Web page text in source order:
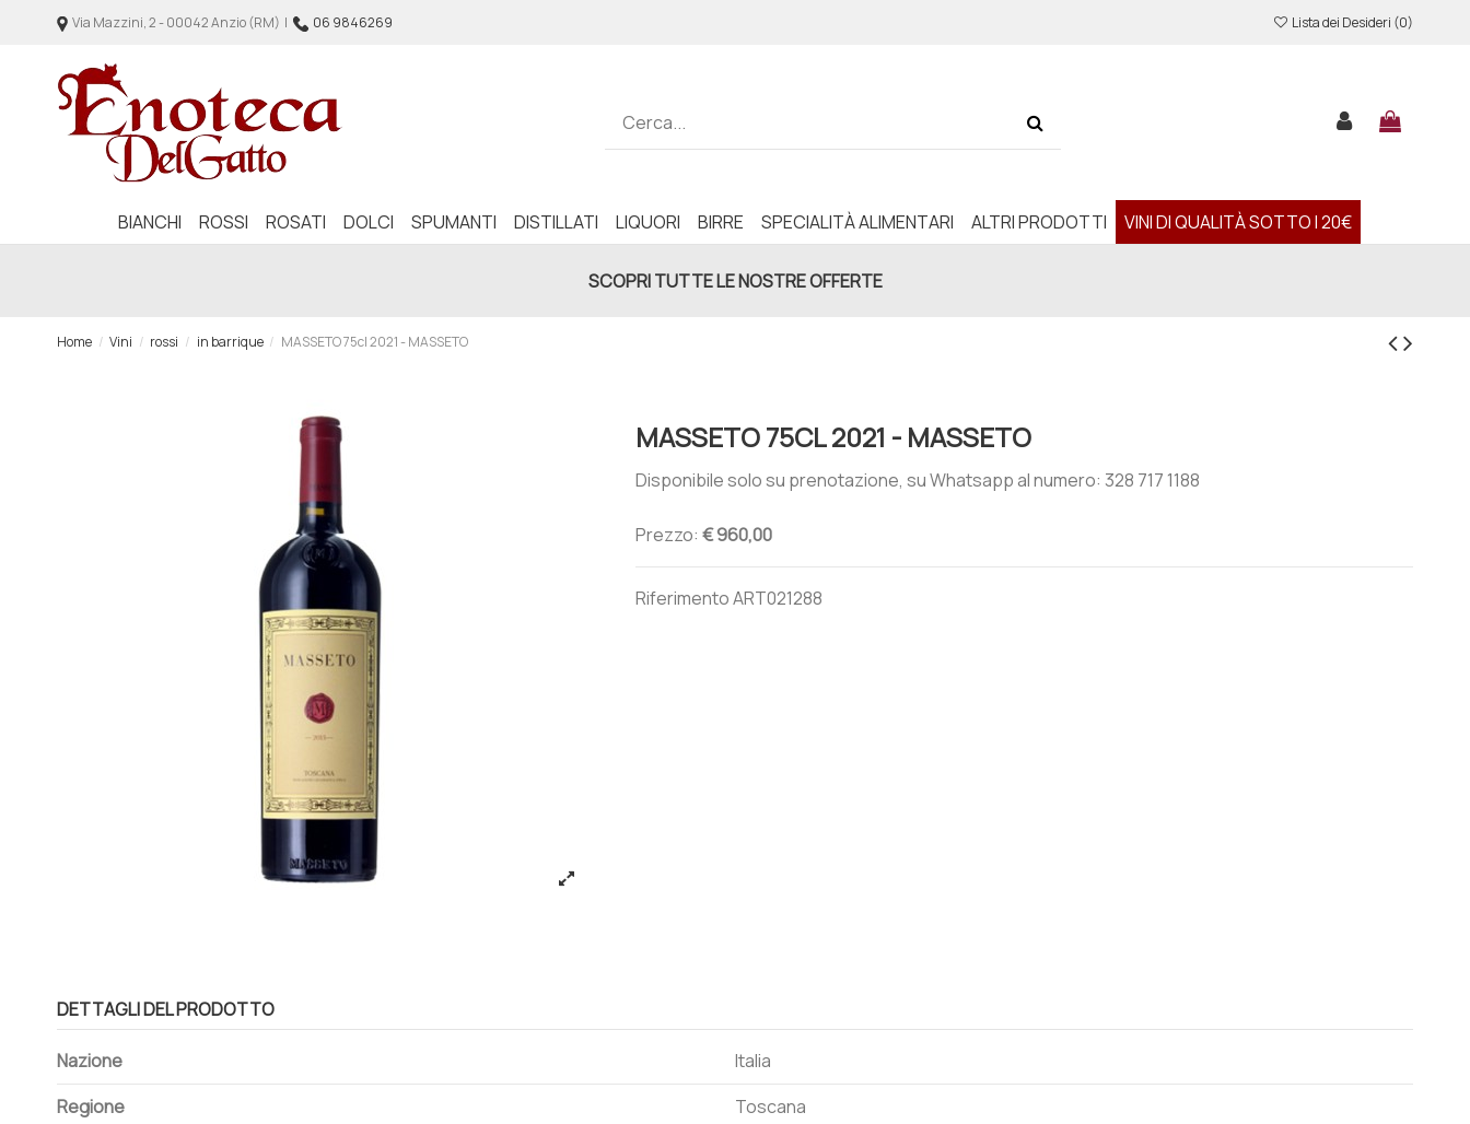
Via Mazzini, 2 - 00042 Anzio (RM) | 06 9846269 Lista dei Desideri (0)
BIANCHI ROSSI ROSATI DOLCI SPUMANTI DISTILLATI LIQUORI BIRRE SPECIALITÀ ALIMENTARI ALTRI PRODOTTI VINI DI QUALITÀ SOTTO I 20€
SCOPRI TUTTE LE NOSTRE OFFERTE
Home Vini rossi in barrique MASSETO 75cl 2021 - MASSETO
MASSETO 75CL 2021 - MASSETO
Disponibile solo su prenotazione, su Whatsapp al numero: 328 717 1188
Prezzo: € 960,00
RiferimentoART021288
DETTAGLI DEL PRODOTTO
Nazione
Italia
Regione
Toscana